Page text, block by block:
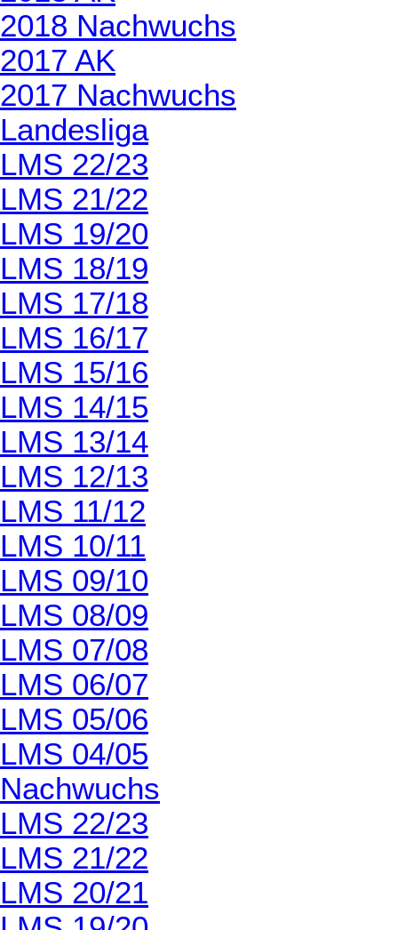
2018 Nachwuchs
2017 AK
2017 Nachwuchs
Landesliga
LMS 22/23
LMS 21/22
LMS 19/20
LMS 18/19
LMS 17/18
LMS 16/17
LMS 15/16
LMS 14/15
LMS 13/14
LMS 12/13
LMS 11/12
LMS 10/11
LMS 09/10
LMS 08/09
LMS 07/08
LMS 06/07
LMS 05/06
LMS 04/05
Nachwuchs
LMS 22/23
LMS 21/22
LMS 20/21